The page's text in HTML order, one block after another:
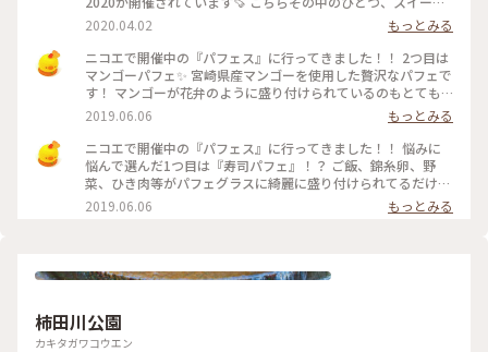
ポテトドルチェ 名前がすでに美味しそう🤤 焼き芋の中にラム
酒をきかせたお芋ペースト、その暖かい川越シルクスイートの
上に冷たいバニラアイス、仕上げにはちみつを上からたっぷり
😍😍😍 こんなん美味しくないわけがないっ‼️ もちろん美味し
くいただきました😋 こちらは店内イートインで食べられるも
のですがそれ以外にさつまいも入りのチキンカレーや焼き芋の
ポタージュ、お持ち帰りができる焼きいモンブランやいもあわ
団子、時間で焼きあがる超蜜焼き芋などがありました🤔 それ
以外にもまだラインナップはありましたよ～☝️ 焼き芋フェス
2020は4/5日曜日まで❗ ※コロナ問題で中々出掛けるのも大変
な時期ですが、入り口ではアルコールのスプレーなどが置いて
ありました 店内などは密閉密集空間なのでサッと買って帰っ
ことはわかりませんが…😅 #甘いものは正義#焼き芋#お芋#春
2020.04.02
もっとみる
ニコエで開催中の『パフェス』に行ってきました！！ 2つ目は
マンゴーパフェ✨ 宮崎県産マンゴーを使用した贅沢なパフェで
す！ マンゴーが花弁のように盛り付けられているのもとても
ときめきます♡ 味は安定の美味しさです！！とろとろで甘い
マンゴーとあっさりシャーベットがとてもバランス良いで
す！！ #わたしの街 #浜松 #ニコエ #パフェ
2019.06.06
もっとみる
ニコエで開催中の『パフェス』に行ってきました！！ 悩みに
悩んで選んだ1つ目は『寿司パフェ』！？ ご飯、錦糸卵、野
菜、ひき肉等がパフェグラスに綺麗に盛り付けられてるだけで
はありません！！ なんと、上にわさびアイスが乗ってます(ﾟ
∀ﾟ) 爽やかな辛味とクリーミーな甘さのアイスが具材と合わさ
エ #パフェ
2019.06.06 もっとみる
柿田川公園
カキタガワコウエン